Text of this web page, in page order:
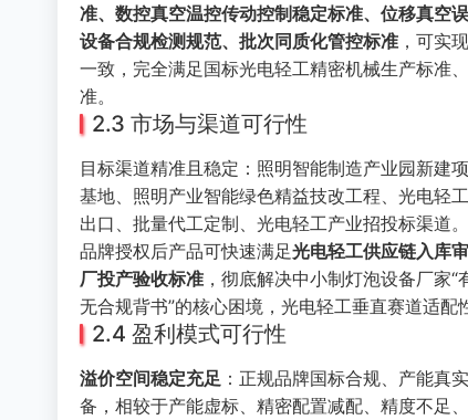
准、数控真空温控传动控制稳定标准、位移真空
设备合规检测规范、批次同质化管控标准 ，可实
一致，完全满足国标光电轻工精密机械生产标准
准。
2.3 市场与渠道可行性
目标渠道精准且稳定：照明智能制造产业园新建
基地、照明产业智能绿色精益技改工程、光电轻
出口、批量代工定制、光电轻工产业招投标渠道。
品牌授权后产品可快速满足光电轻工供应链入库
厂投产验收标准 ，彻底解决中小制灯泡设备厂家
无合规背书”的核心困境，光电轻工垂直赛道适配
2.4 盈利模式可行性
溢价空间稳定充足 ：正规品牌国标合规、产能真
备，相较于产能虚标、精密配置减配、精度不足